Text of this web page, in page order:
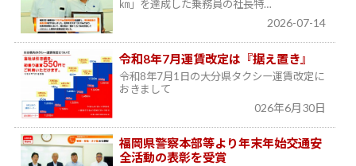
㎞」を達成した乗務員の社長特…
2026-07-14
令和8年7月運賃改定は『据え置き』
令和8年7月1日の大分県タクシー運賃改定に
おきまして
026年6月30日
福岡県警察本部等より年末年始交通安
全活動の表彰を受賞